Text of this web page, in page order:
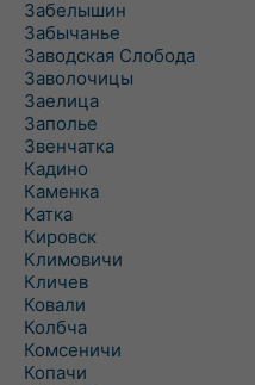
Забелышин
Забычанье
Заводская Слобода
Заволочицы
Заелица
Заполье
Звенчатка
Кадино
Каменка
Катка
Кировск
Климовичи
Кличев
Ковали
Колбча
Комсеничи
Копачи